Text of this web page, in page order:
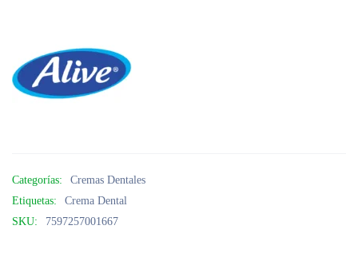
Categorías:
Cremas Dentales
Etiquetas:
Crema Dental
SKU:
7597257001667